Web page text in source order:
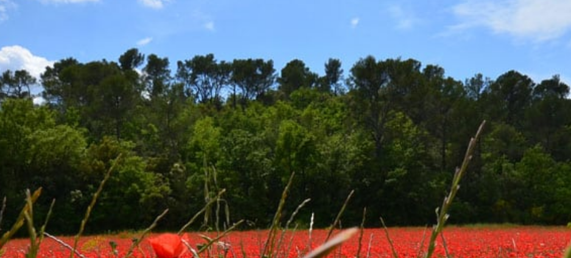
CADRE DE VIE VOS LOISIRS